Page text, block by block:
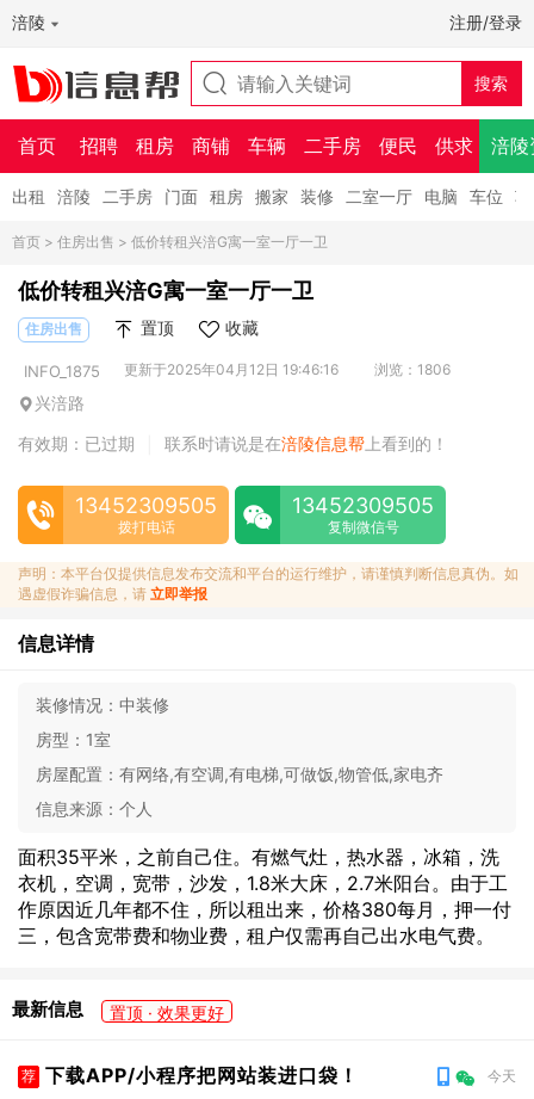
涪陵 注册/登录
首页 招聘 租房 商铺 车辆 二手房 便民 供求 涪陵
出租 涪陵 二手房 门面 租房 搬家 装修 二室一厅 电脑 车位
首页 > 住房出售 > 低价转租兴涪G寓一室一厅一卫
低价转租兴涪G寓一室一厅一卫
住房出售 置顶 收藏
INFO_1875 更新于2025年04月12日 19:46:16 浏览：1806
兴涪路
有效期：已过期
联系时请说是在涪陵信息帮 上看到的！
13452309505
拨打电话
13452309505
复制微信号
声明：本平台仅提供信息发布交流和平台的运行维护，请谨慎判断信息真伪。如
遇虚假诈骗信息，请 立即举报
信息详情
装修情况： 中装修
房型： 1室
房屋配置： 有网络,有空调,有电梯,可做饭,物管低,家电齐
信息来源： 个人
面积35平米，之前自己住。有燃气灶，热水器，冰箱，洗
衣机，空调，宽带，沙发，1.8米大床，2.7米阳台。由于工
作原因近几年都不住，所以租出来，价格380每月，押一付
三，包含宽带费和物业费，租户仅需再自己出水电气费。
最新信息 置顶 · 效果更好
荐 下载APP/小程序把网站装进口袋！ 今天